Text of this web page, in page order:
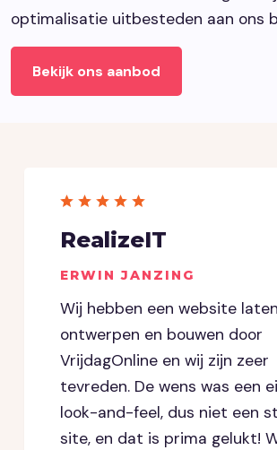
optimalisatie uitbesteden aan ons
Bekijk ons aanbod
RealizeIT
ERWIN JANZING
Wij hebben een website laten
ontwerpen en bouwen door
VrijdagOnline en wij zijn zeer
tevreden. De wens was een
look-and-feel, dus niet een
site, en dat is prima gelukt!